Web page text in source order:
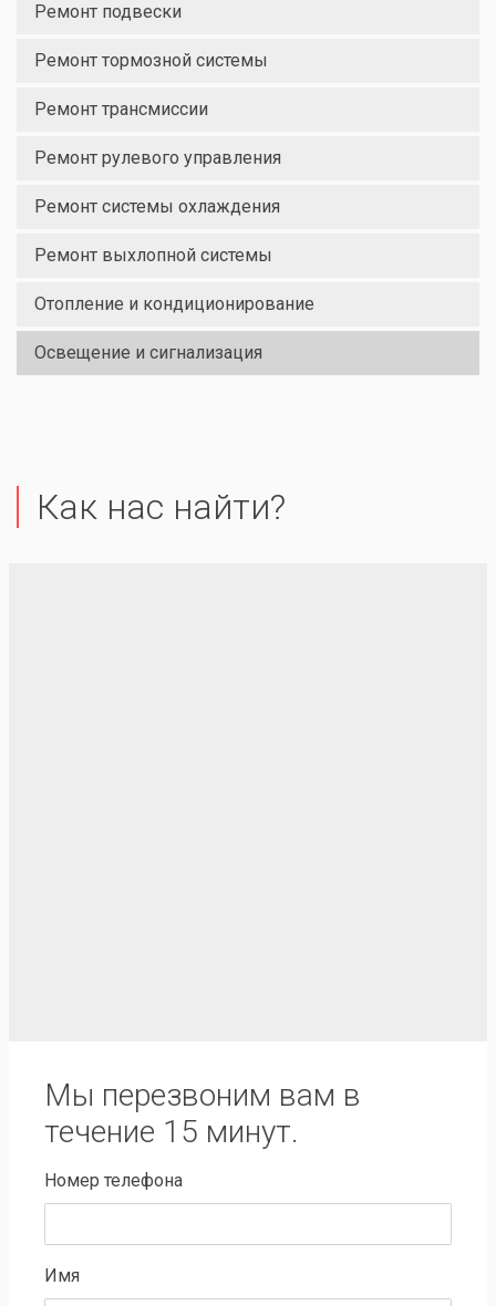
Ремонт подвески
Ремонт тормозной системы
Ремонт трансмиссии
Ремонт рулевого управления
Ремонт системы охлаждения
Ремонт выхлопной системы
Отопление и кондиционирование
Освещение и сигнализация
Как нас найти?
Мы перезвоним вам в
течение 15 минут.
Номер телефона
Имя